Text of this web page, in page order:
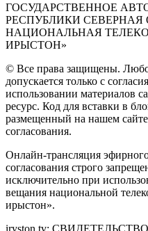
ГОСУДАРСТВЕННОЕ
РЕСПУБЛИКИ
НАЦИОНАЛЬНАЯ
ИРЫСТОН»
© Все права защищены.
допускается только с
использовании материалов
ресурс. Код для вставки в
размещенный на нашем
согласования.
Онлайн-трансляция
согласования строго
исключительно при
вещания национальной
ирыстон».
iryston.tv: